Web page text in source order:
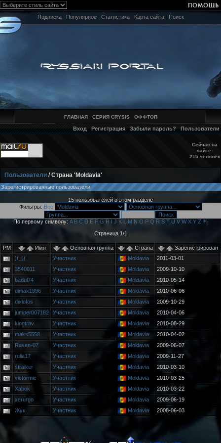
Подписка Популярное Статистика Карта сайта Поиск
ГЛАВНАЯ СЕРИЯ CRYSIS ОФФТОП
Вход Регистрация Забыли пароль? Пользователи
Сейчас на
сайте:
215 человек
Пользователи / Страна 'Moldavia'
Зарегистрированные пользователи
15 пользователей в этом разделе
Фильтры: Все
По первому символу: A B C D E F G H I J K L M N O P Q R S T U V W X Y Z %
Страница 1/1
PM Имя Основная группа Страна
Зарегистрирован
)(_)(
Участник Moldavia
2011-03-01
3540011
Участник Moldavia
2009-10-10
badul74
Участник Moldavia
2010-05-14
dimak1996
Участник Moldavia
2010-06-06
dixlofos
Участник Moldavia
2009-10-29
jumper007182
Участник Moldavia
2010-04-06
kingtrav
Участник Moldavia
2010-08-29
maks5558
Участник Moldavia
2010-04-02
Raven-07
Участник Moldavia
2009-06-07
rulia17
Участник Moldavia
2009-11-27
straiker
Участник Moldavia
2010-03-10
victormic
Участник Moldavia
2010-03-25
Xabok
Участник Moldavia
2010-03-22
xerurgo
Участник Moldavia
2009-06-19
Жук
Участник Moldavia 2008-06-03